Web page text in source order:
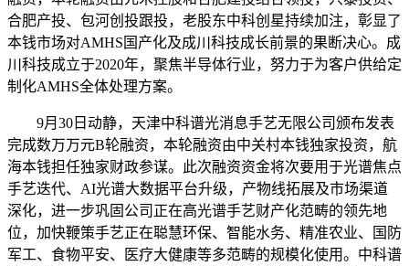
合肥产投、包河创投跟投，老股东中科创星持续加注，彰显了
本钱市场对AMHS国产化及成川科技成长前景的果断决心。成
川科技成立于2020年，聚焦半导体行业，努力于为客户供给定
制化AMHS全体处理方案。
9月30日动静，天津中科谱光消息手艺无限公司颁布发表
完成数万万元B轮融资，本轮融资由中关村本钱独家投资，航
海本钱担任独家财政参谋。此次融资资金将次要用于光谱焦点
手艺迭代、AI光谱大数据平台升级，产物线拓展及市场渠道
深化，进一步巩固公司正在高光谱手艺财产化范畴的领先地
位，加快鞭策手艺正在聪慧环保、智能水务、精准农业、国防
军工、食物平安、医疗大健康等多范畴的规模化使用。中科谱